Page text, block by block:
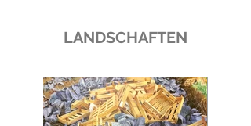
LANDSCHAFTEN